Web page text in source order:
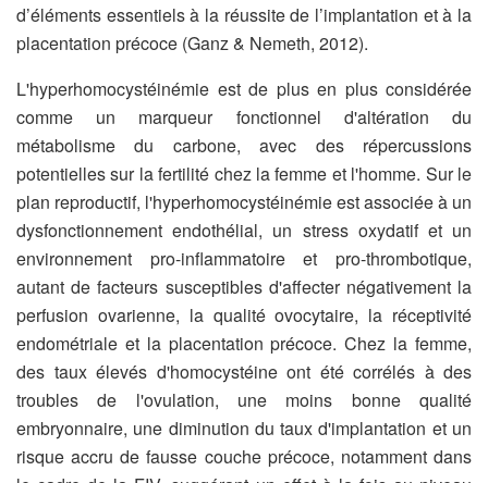
d’éléments essentiels à la réussite de l’implantation et à la
placentation précoce (Ganz & Nemeth, 2012).
L'hyperhomocystéinémie est de plus en plus considérée
comme un marqueur fonctionnel d'altération du
métabolisme du carbone, avec des répercussions
potentielles sur la fertilité chez la femme et l'homme. Sur le
plan reproductif, l'hyperhomocystéinémie est associée à un
dysfonctionnement endothélial, un stress oxydatif et un
environnement pro-inflammatoire et pro-thrombotique,
autant de facteurs susceptibles d'affecter négativement la
perfusion ovarienne, la qualité ovocytaire, la réceptivité
endométriale et la placentation précoce. Chez la femme,
des taux élevés d'homocystéine ont été corrélés à des
troubles de l'ovulation, une moins bonne qualité
embryonnaire, une diminution du taux d'implantation et un
risque accru de fausse couche précoce, notamment dans